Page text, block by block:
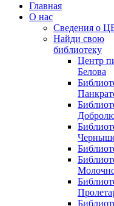
Главная
О нас
Сведения о
Найди свою
библиотеку
Центр
Белова